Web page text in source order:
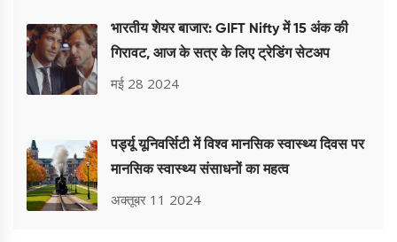
भारतीय शेयर बाजार: GIFT Nifty में 15 अंक की
गिरावट, आज के सत्र के लिए ट्रेडिंग सेटअप
मई 28 2024
पर्ड्यू यूनिवर्सिटी में विश्व मानसिक स्वास्थ्य दिवस पर
मानसिक स्वास्थ्य संसाधनों का महत्व
अक्तूबर 11 2024